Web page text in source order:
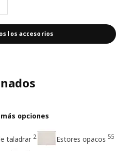
los accesorios
opciones
taladrar 2 Estores opacos 55